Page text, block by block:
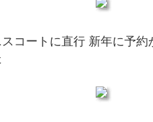
スコートに直行 新年に予